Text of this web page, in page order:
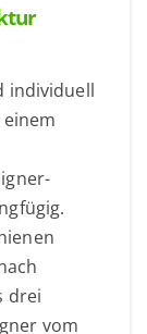
individuell
drei
vom